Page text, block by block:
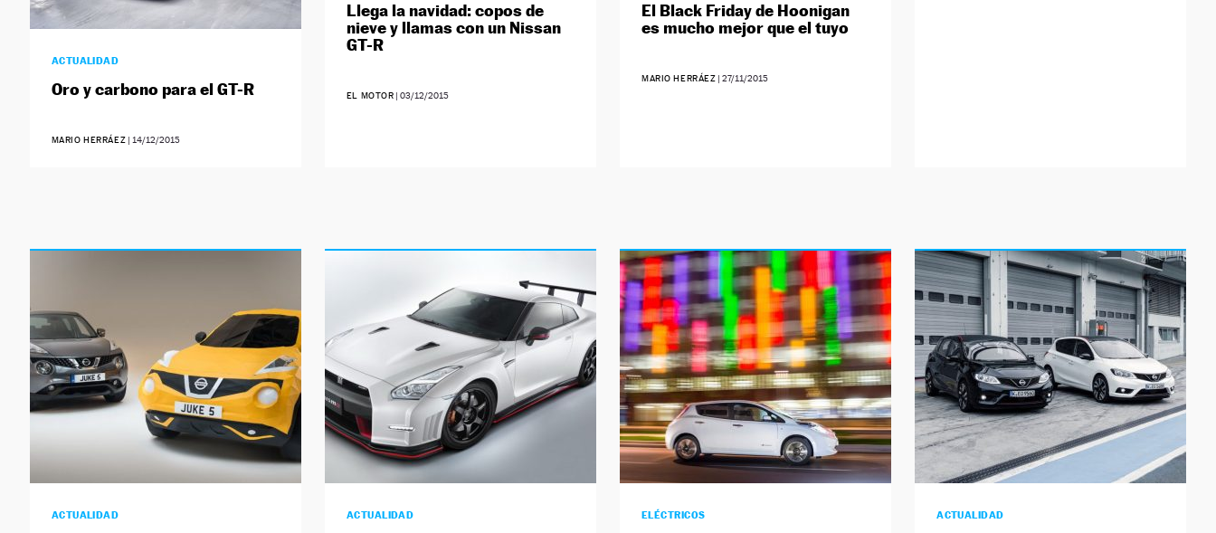
ACTUALIDAD
Oro y carbono para el GT-R
MARIO HERRÁEZ | 14/12/2015
Llega la navidad: copos de
nieve y llamas con un Nissan
GT-R
EL MOTOR |03/12/2015
El Black Friday de Hoonigan
es mucho mejor que el tuyo
MARIO HERRÁEZ |27/11/2015
ACTUALIDAD ACTUALIDAD ELÉCTRICOS ACTUALIDAD